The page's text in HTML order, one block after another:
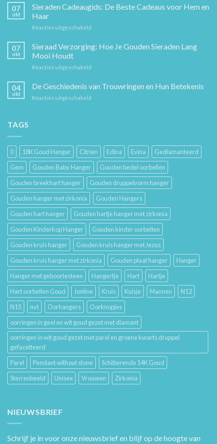
Gouden
Sierkunst
07
okt
Sieraden Cadeaugids: De Beste Cadeaus voor Hem en
Haar
Reacties uitgeschakeld
Cadeaugids:
De
Hem
07
okt
Sieraad Verzorging: Hoe Je Gouden Sieraden Lang
Mooi Houdt
Reacties uitgeschakeld
Verzorging:
04
okt
De Geschiedenis van Trouwringen en Hun Betekenis
Reacties uitgeschakeld
Hun
Betekenis
TAGS
0 18K Goud Hanger Citrien Edina Evina
Gediamanteerd
Gem
Gouden Baby Hanger
Gouden bedel oorbellen
Gouden breekhart hanger
Gouden druppelvorm hanger
Gouden hanger met zirkonia
Gouden Hangers
Gouden hart hanger
Gouden hartje hanger met zirkonia
Gouden Kinderkop Hanger
Gouden kinder oorbellen
Gouden kruis hanger
Gouden kruis hanger met Jezus
Gouden kruis hanger met zirkonia
Gouden plaat hanger
Hanger
Hanger met geboortesteen
Hangertje Hart
Hartje
Hart oorbellen Goud
Jonline Kruis Kuisje Mannen
N12
N15
nvt Oorhangers
Oorknopjes
oorringen in geel en wit goud gezet met diamant
oorringen in wit goud gezet met parel en groene kwarts druppel
gefacetteerd
Parel
Pendant without stone
Schitterende 14K Goud
Sterrenbeeld
Unisex Vrouwen Zirkonia
NIEUWSBRIEF
Schrijf je in voor onze nieuwsbrief en blijf op de hoogte van